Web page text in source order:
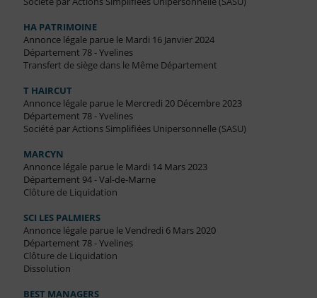
HA PATRIMOINE
Annonce légale parue le Mardi 16 Janvier 2024
Département 78 - Yvelines
Transfert de siège dans le Même Département
T HAIRCUT
Annonce légale parue le Mercredi 20 Décembre 2023
Département 78 - Yvelines
Société par Actions Simplifiées Unipersonnelle (SASU)
MARCYN
Annonce légale parue le Mardi 14 Mars 2023
Département 94 - Val-de-Marne
Clôture de Liquidation
SCI LES PALMIERS
Annonce légale parue le Vendredi 6 Mars 2020
Département 78 - Yvelines
Clôture de Liquidation
Dissolution
BEST MANAGERS